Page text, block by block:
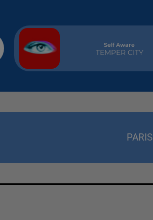
Self Aware
TEMPER CITY
PARIS